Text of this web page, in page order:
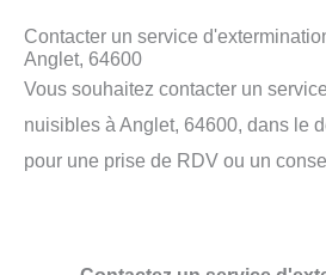
Contacter un service
Anglet, 64600
Vous souhaitez contacter un
nuisibles à Anglet, 64600, dans le
pour une prise de RDV ou un